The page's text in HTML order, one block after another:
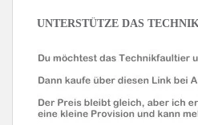
UNTERSTÜTZE DAS